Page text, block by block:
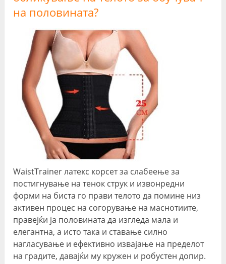
на половината?
WaistTrainer латекс корсет за слабеење за
постигнување на тенок струк и извонредни
форми на биста го прави телото да помине низ
активен процес на согорување на маснотиите,
правејќи ја половината да изгледа мала и
елегантна, а исто така и ставање силно
нагласување и ефективно извајање на пределот
на градите, давајќи му кружен и робустен допир.